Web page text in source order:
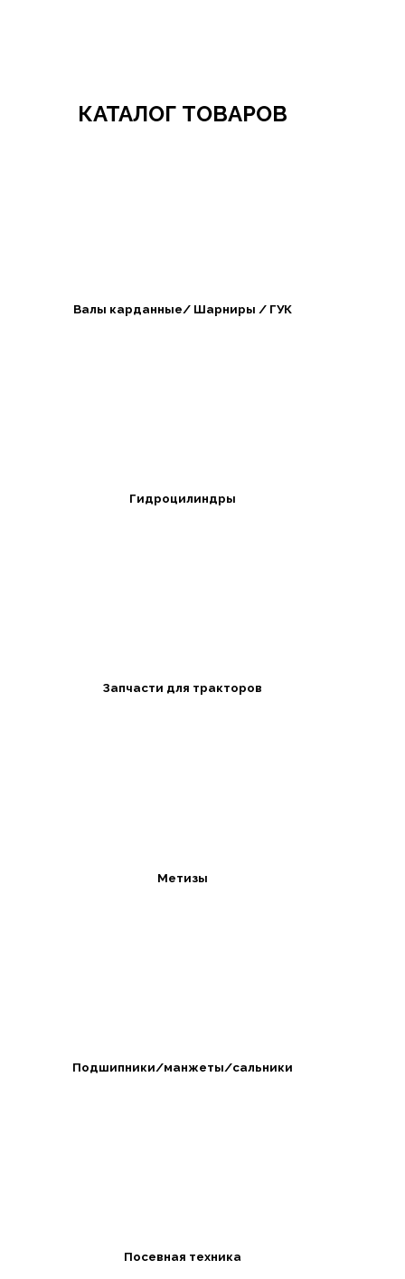
КАТАЛОГ ТОВАРОВ
Валы карданные/ Шарниры / ГУК
Гидроцилиндры
Запчасти для тракторов
Метизы
Подшипники/манжеты/сальники
Посевная техника